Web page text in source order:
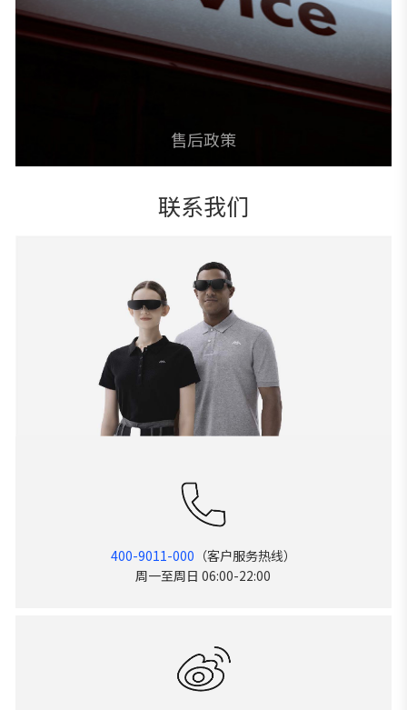
售后政策
联系我们
400-9011-000 （客户服务热线）
周一至周日 06:00-22:00